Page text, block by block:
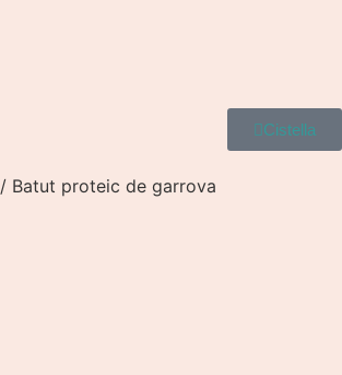
Cistella
/ Batut proteic de garrova